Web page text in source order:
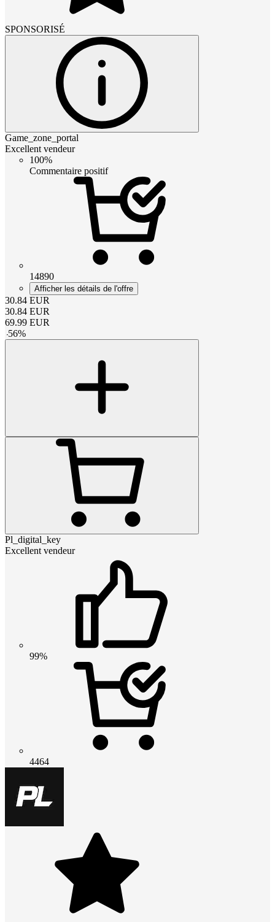
SPONSORISÉ
Game_zone_portal
Excellent vendeur
100%
Commentaire positif
14890
Afficher les détails de l'offre
30.84 EUR
30.84 EUR
69.99 EUR
-56%
Pl_digital_key
Excellent vendeur
99%
4464